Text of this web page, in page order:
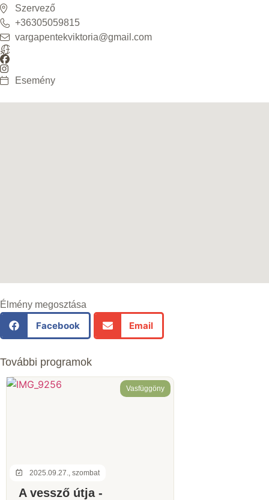
Szervező
+36305059815
vargapentekviktoria@gmail.com
Esemény
Élmény megosztása
Facebook Email
További programok
2025.09.27., szombat
Vasfüggöny
A vessző útja -